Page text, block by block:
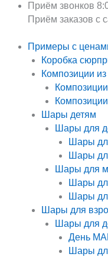
Приём звонков
Приём заказов с
Примеры с
Коробка
Композиции
Шары детям
Шары для
Шары
Шары
Шары для
Шары
Шары
Шары для
Шары для
День
Шары